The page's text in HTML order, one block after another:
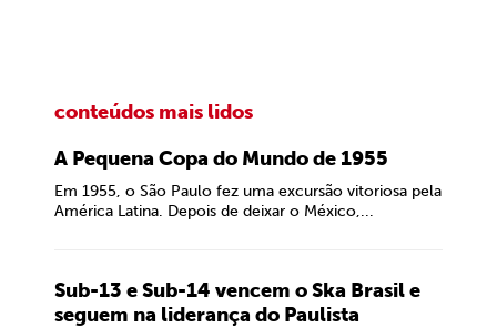
conteúdos mais lidos
A Pequena Copa do Mundo de 1955
Em 1955, o São Paulo fez uma excursão vitoriosa pela
América Latina. Depois de deixar o México,...
Sub-13 e Sub-14 vencem o Ska Brasil e
seguem na liderança do Paulista